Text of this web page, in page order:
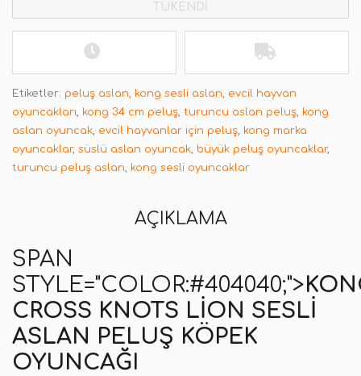
TÜKENDİ
Etiketler: peluş aslan, kong sesli aslan, evcil hayvan
oyuncakları, kong 34 cm peluş, turuncu aslan peluş, kong
aslan oyuncak, evcil hayvanlar için peluş, kong marka
oyuncaklar, süslü aslan oyuncak, büyük peluş oyuncaklar,
turuncu peluş aslan, kong sesli oyuncaklar
AÇIKLAMA
SPAN
STYLE="COLOR:#404040;">
CROSS KNOTS LION SESLI
ASLAN PELUŞ KÖPEK
OYUNCAĞI